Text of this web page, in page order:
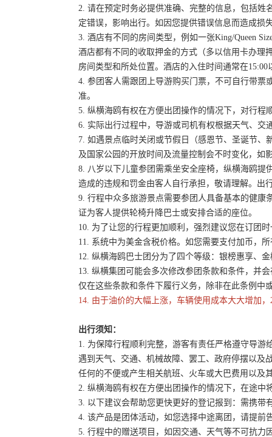
2. 请在预定时务必提供准确、完整的信息，包括
定错误，影响出行。如因您提供错误信息而造成损
3. 酒店有不同的房间类型，例如一张King/Queen
酒店都有不同的收取押金的方式（多以信用卡办理
房间类型和所处位置。酒店的入住时间通常在15:00
4. 参团客人需跟团上导游购买门票，不可自行带票
准。
5. 纵横海鸥有权在方便出团操作的情况下，对行
6. 实际出行过程中，导游或司机有权根据天气、
7. 如遇景点临时关闭或节假日（感恩节、圣诞节
及国家公园的开放时间及流量控制会不时变化，如
8. 八岁以下儿童参团需乘坐安全座椅，纵横海鸥提
造成的违规和罚金由客人自行承担，敬请理解。出
9. 行程中众多旅游景点需要参团人具备基本的健
证为客人提供轮椅升降巴士或安排合适的座位。
10. 为了让您的行程更加顺利，强烈建议您在订团
11. 系统中为美金含税价格。如您需要支付加币，
12. 纵横海鸥巴士团分为了四个等级：银榜惠享、
13. 纵横集团可能会多次修改参团条款和条件，并
仅在这些条款和条件下履行义务，除非在此条例中
14. 由于油价的大幅上涨，车辆使用成本大大增加
出行须知：
1. 为保障行程顺利完整，游客有责任严格遵守导
遇到天气、交通、机械故障、罢工、政府停摆以及
任何的不便或产生相关航班、火车或大巴费用以及
2. 纵横海鸥有权在方便出团操作的情况下，在途
3. 以下建议会帮助您更快更好的登记报到：需携
4. 该产品是团体活动，如您选择中途离团，请提
5. 行程中的赠送项目，如因交通、天气等不可抗